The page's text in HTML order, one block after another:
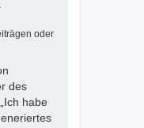
oder
des
habe